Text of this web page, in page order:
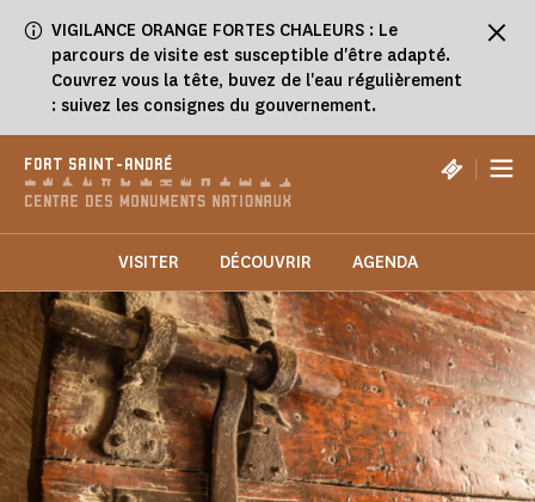
VIGILANCE ORANGE FORTES CHALEURS : Le
parcours de visite est susceptible d'être adapté.
Couvrez vous la tête, buvez de l'eau régulièrement
: suivez les consignes du gouvernement.
FORT SAINT-ANDRÉ |
VISITER DÉCOUVRIR AGENDA